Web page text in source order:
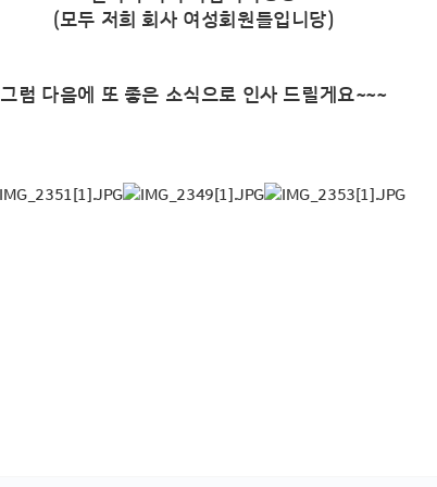
(모두 저희 회사 여성회원들입니당)
그럼 다음에 또 좋은 소식으로 인사 드릴게요~~~